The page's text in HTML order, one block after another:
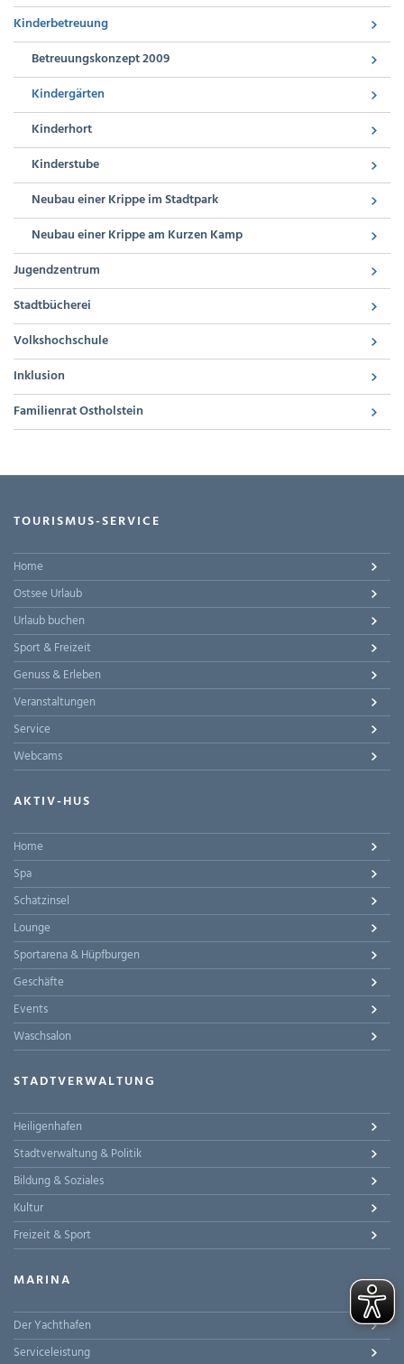
Kinderbetreuung
Betreuungskonzept 2009
Kindergärten
Kinderhort
Kinderstube
Neubau einer Krippe im Stadtpark
Neubau einer Krippe am Kurzen Kamp
Jugendzentrum
Stadtbücherei
Volkshochschule
Inklusion
Familienrat Ostholstein
TOURISMUS-SERVICE
Home
Ostsee Urlaub
Urlaub buchen
Sport & Freizeit
Genuss & Erleben
Veranstaltungen
Service
Webcams
AKTIV-HUS
Home
Spa
Schatzinsel
Lounge
Sportarena & Hüpfburgen
Geschäfte
Events
Waschsalon
STADTVERWALTUNG
Heiligenhafen
Stadtverwaltung & Politik
Bildung & Soziales
Kultur
Freizeit & Sport
MARINA
Der Yachthafen
Serviceleistung